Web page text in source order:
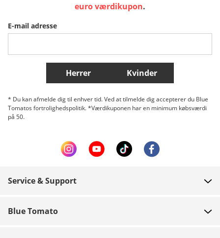
Belgique (Français) Danmark Norge
Flere lande
euro værdikupon.
E-mail adresse
Herrer Kvinder
* Du kan afmelde dig til enhver tid. Ved at tilmelde dig accepterer du Blue
Tomatos fortrolighedspolitik. *Værdikuponen har en minimum købsværdi
på 50.
Service & Support
Blue Tomato